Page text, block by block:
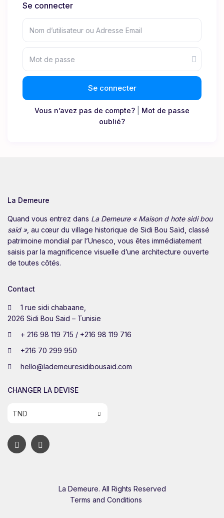
Se connecter
Se connecter
Vous n’avez pas de compte?
Mot de passe
oublié?
La Demeure
Quand vous entrez dans La Demeure « Maison d hote sidi bou
said », au cœur du village historique de Sidi Bou Saïd, classé
patrimoine mondial par l’Unesco, vous êtes immédiatement
saisis par la magnificence visuelle d’une architecture ouverte
de toutes côtés.
Contact
1 rue sidi chabaane,
2026 Sidi Bou Said – Tunisie
+ 216 98 119 715 / +216 98 119 716
+216 70 299 950
hello@lademeuresidibousaid.com
CHANGER LA DEVISE
TND
La Demeure. All Rights Reserved
Terms and Conditions